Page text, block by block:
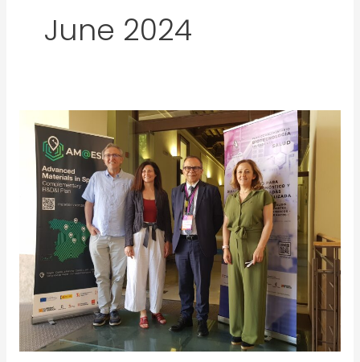
June 2024
convergencia
entre
Materiales
Avanzados
y
Biotecnología
en
las
Jornadas
de